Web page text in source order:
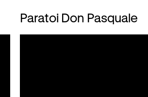
Paratoi Don Pasquale